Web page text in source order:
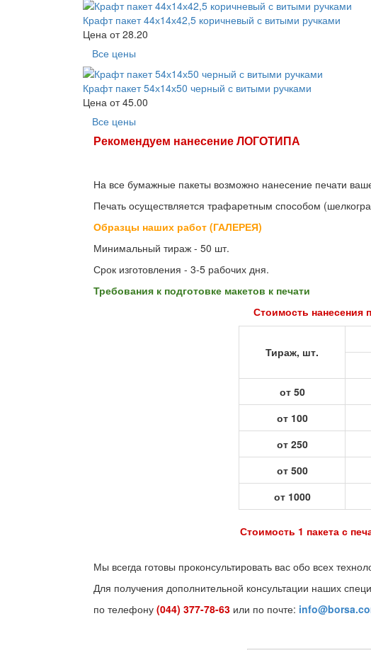
Крафт пакет 44х14х42,5 коричневый с витыми ручками
Цена от28.20
Все цены
Крафт пакет 54х14х50 черный с витыми ручками
Цена от45.00
Все цены
Рекомендуем нанесение ЛОГОТИПА
На все бумажные пакеты возможно нанесение печати
Печать осуществляется трафаретным способом
Образцы наших работ (ГАЛЕРЕЯ)
Минимальный тираж - 50 шт.
Срок изготовления - 3-5 рабочих дня.
Требования к подготовке макетов к печати
Стоимость нанесения
Тираж, шт.
от 50
от 100
от 250
от 500
от 1000
Стоимость 1 пакета с
Мы всегда готовы проконсультировать вас обо всех
Для получения дополнительной консультации наших
по телефону (044) 377-78-63 или по почте: